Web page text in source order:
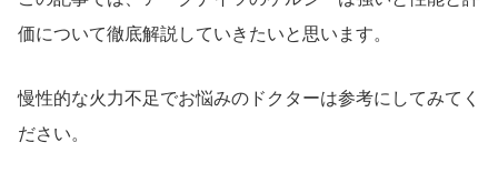
価について徹底解説していきたいと思います。
慢性的な火力不足でお悩みのドクターは参考にしてみてく
ださい。